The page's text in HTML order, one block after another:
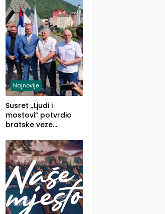
Najnovije
Susret „Ljudi i
mostovi“ potvrdio
bratske veze
Zvornika